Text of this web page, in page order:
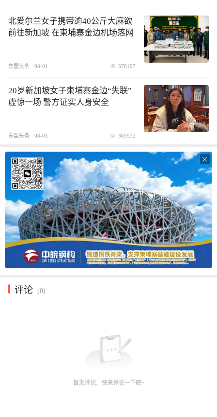
北爱尔兰女子携带逾40公斤大麻欲
前往新加坡 在柬埔寨金边机场落网
东盟头条 08-01 378197
20岁新加坡女子柬埔寨金边“失联”
虚惊一场 警方证实人身安全
东盟头条 08-01 365932

评论 (0)